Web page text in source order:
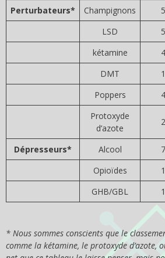
Perturbateurs*
Champignons
LSD
kétamine
DMT
Poppers
Protoxyde
d’azote
Dépresseurs* Alcool
Opioïdes
GHB/GBL
* Nous sommes conscients que le
comme la kétamine, le protoxyde d’azote,